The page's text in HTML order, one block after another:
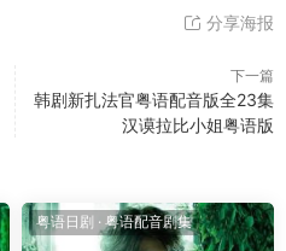
分享海报
下一篇
韩剧新扎法官粤语配音版全23集
汉谟拉比小姐粤语版
粤语日剧 · 粤语配音剧集